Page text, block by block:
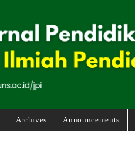
Archives Announcements